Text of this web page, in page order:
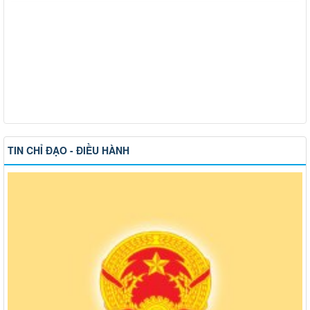
TIN CHỈ ĐẠO - ĐIỀU HÀNH